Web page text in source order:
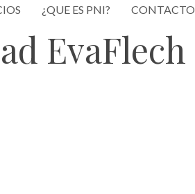
¿QUE ES PNI? CONTACTO
EvaFlech